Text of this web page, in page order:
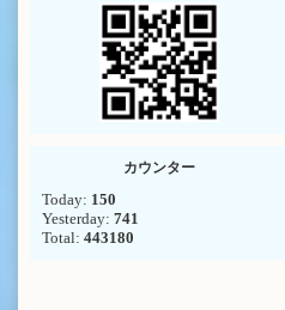
カウンター
Today: 150
Yesterday: 741
Total: 443180